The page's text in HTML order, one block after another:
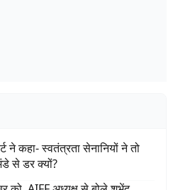
ने कहा- स्वतंत्रता सेनानियों ने तो
से डर क्यों?